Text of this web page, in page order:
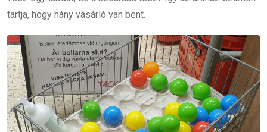
tartja, hogy hány vásárló van bent.